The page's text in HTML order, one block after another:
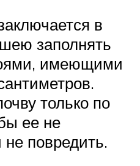
в
заполнять
имеющими
только по
ее не
повредить.